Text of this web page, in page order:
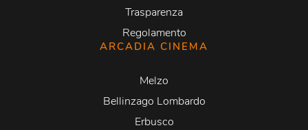
Trasparenza
Regolamento
ARCADIA CINEMA
Melzo
Bellinzago Lombardo
Erbusco